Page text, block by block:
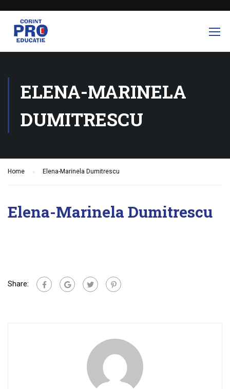
ELENA-MARINELA
DUMITRESCU
Home Elena-Marinela Dumitrescu
Elena-Marinela Dumitrescu
Share: